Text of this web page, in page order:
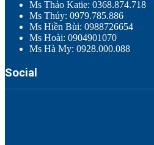
Ms Thảo Katie: 0368.874.718
Ms Thúy: 0979.785.886
Ms Hiền Bùi: 0988726654
Ms Hoài: 0904901070
Ms Hà My: 0928.000.088
Social